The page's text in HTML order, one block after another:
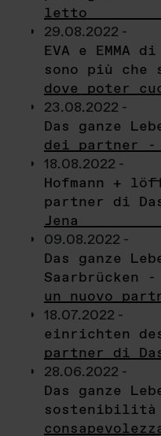
letto
29.08.2022 -
EVA e EMMA
sono più
dove poter
23.08.2022 -
Das ganze
dei partner
18.08.2022 -
Hofmann +
partner di
Jena
09.08.2022 -
Das ganze
Saarbrücken
un nuovo
18.07.2022 -
einrichten
partner di
28.06.2022 -
Das ganze